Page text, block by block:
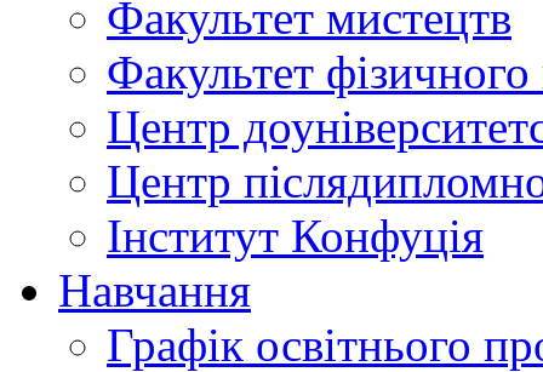
Факультет мистецтв
Факультет
Центр
Центр
Інститут Конфуція
Навчання
Графік освітнього